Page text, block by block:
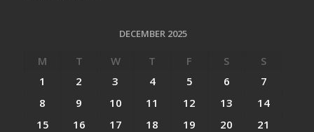
DECEMBER 2025
M T W T F S
S
1
2 3 4 5 6
7
8
9 10 11 12 13
14
15
16 17 18 19 20
21